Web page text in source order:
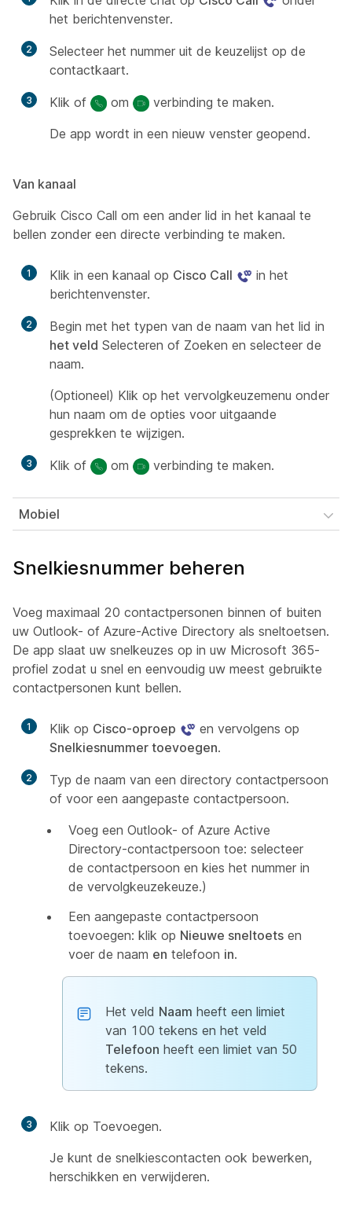
het berichtenvenster.
2
Selecteer het nummer uit de keuzelijst op de
contactkaart.
3 Klik of om verbinding te maken.
De app wordt in een nieuw venster geopend.
Van kanaal
Gebruik Cisco Call om een ander lid in het kanaal te
bellen zonder een directe verbinding te maken.
1 Klik in een kanaal op Cisco Call
in het
berichtenvenster.
2
Begin met het typen van de naam van het lid in
het veld Selecteren of Zoeken en selecteer de
naam.
(Optioneel) Klik op het vervolgkeuzemenu onder
hun naam om de opties voor uitgaande
gesprekken te wijzigen.
3 Klik of om verbinding te maken.
Mobiel
Snelkiesnummer beheren
Voeg maximaal 20 contactpersonen binnen of buiten
uw Outlook- of Azure-Active Directory als sneltoetsen.
De app slaat uw snelkeuzes op in uw Microsoft 365-
profiel zodat u snel en eenvoudig uw meest gebruikte
contactpersonen kunt bellen.
1 Klik op Cisco-oproep
en vervolgens op
Snelkiesnummer toevoegen.
2
Typ de naam van een directory contactpersoon
of voor een aangepaste contactpersoon.
Voeg een Outlook- of Azure Active
Directory-contactpersoon toe: selecteer
de contactpersoon en kies het nummer in
de vervolgkeuzekeuze.)
Een aangepaste contactpersoon
toevoegen: klik op Nieuwe sneltoets en
voer de naam en telefoon in.
Het veld Naam heeft een limiet
van 100 tekens en het veld
Telefoon heeft een limiet van 50
tekens.
3
Klik op Toevoegen.
Je kunt de snelkiescontacten ook bewerken,
herschikken en verwijderen.